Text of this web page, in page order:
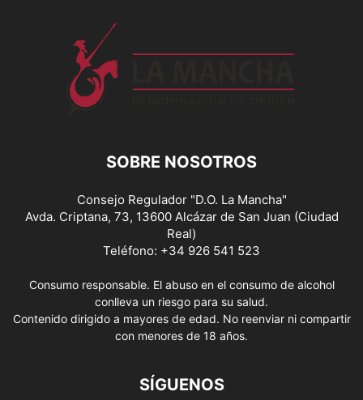
SOBRE NOSOTROS
Consejo Regulador "D.O. La Mancha"
Avda. Criptana, 73, 13600 Alcázar de San Juan (Ciudad
Real)
Teléfono: +34 926 541 523
Consumo responsable. El abuso en el consumo de alcohol
conlleva un riesgo para su salud.
Contenido dirigido a mayores de edad. No reenviar ni compartir
con menores de 18 años.
SÍGUENOS